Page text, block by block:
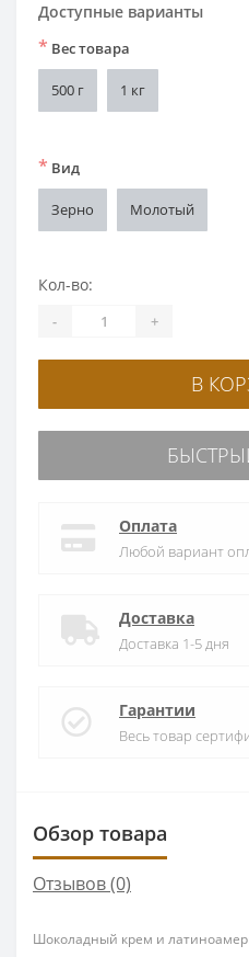
Доступные варианты
* Вес товара
500 г 1 кг
* Вид
Зерно Молотый
Кол-во:
- +
В
Оплата
Любой вариант
Доставка
Доставка 1-5 дня
Гарантии
Весь товар
Обзор товара
Отзывов (0)
Шоколадный крем и